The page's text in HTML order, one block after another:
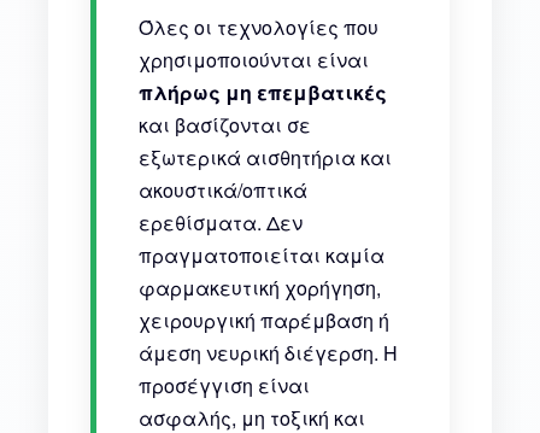
Όλες οι τεχνολογίες που
χρησιμοποιούνται είναι
πλήρως μη επεμβατικές
και βασίζονται σε
εξωτερικά αισθητήρια και
ακουστικά/οπτικά
ερεθίσματα. Δεν
πραγματοποιείται καμία
φαρμακευτική χορήγηση,
χειρουργική παρέμβαση ή
άμεση νευρική διέγερση. Η
προσέγγιση είναι
ασφαλής, μη τοξική και